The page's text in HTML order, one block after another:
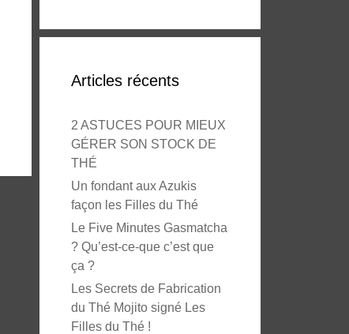
Articles récents
2 ASTUCES POUR MIEUX
GÉRER SON STOCK DE
THÉ
Un fondant aux Azukis
façon les Filles du Thé
Le Five Minutes Gasmatcha
? Qu’est-ce-que c’est que
ça ?
Les Secrets de Fabrication
du Thé Mojito signé Les
Filles du Thé !